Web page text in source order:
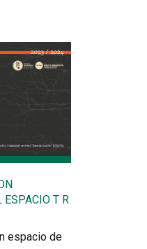
ESPACIO T R
espacio de